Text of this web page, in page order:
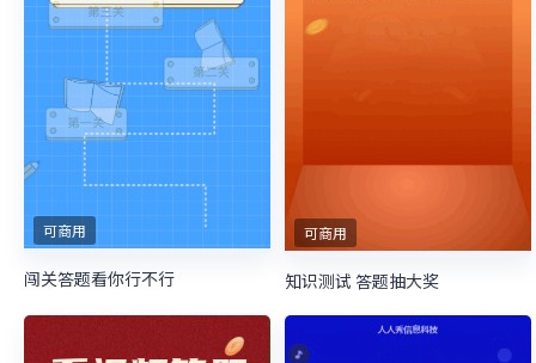
可商用
闯关答题看你行不行
可商用
知识测试 答题抽大奖